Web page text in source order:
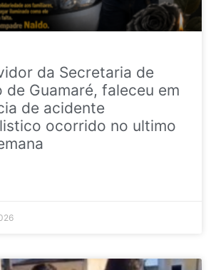
da Secretaria de
de Guamaré, faleceu em
de acidente
ocorrido no ultimo